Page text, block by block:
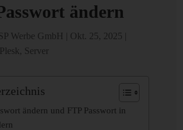
ändern
Werbe GmbH Okt. 25, 2025
Plesk, Server
ändern und FTP Passwort in